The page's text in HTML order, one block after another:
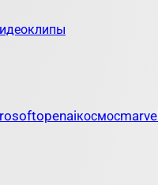
openaiкосмосmarvel